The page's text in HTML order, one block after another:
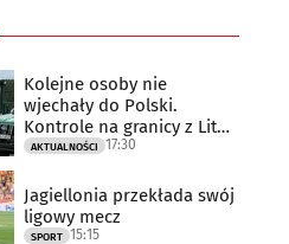
Kolejne osoby nie
wjechały do Polski.
Kontrole na granicy z Litwą
trwają
AKTUALNOŚCI 17:30
Jagiellonia przekłada swój
ligowy mecz
SPORT 15:15